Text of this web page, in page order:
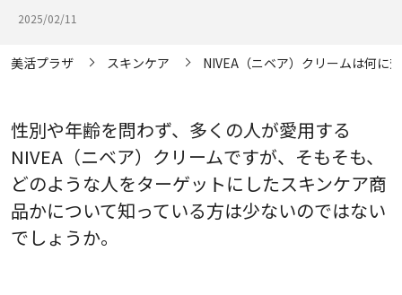
2025/02/11
美活プラザ スキンケア NIVEA（ニベア）クリームは何に
性別や年齢を問わず、多くの人が愛用する
NIVEA（ニベア）クリームですが、そもそも、
どのような人をターゲットにしたスキンケア商
品かについて知っている方は少ないのではない
でしょうか。